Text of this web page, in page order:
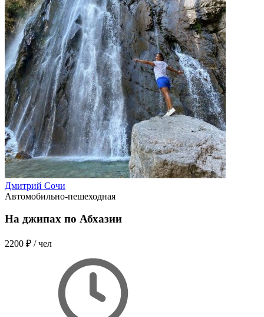
Дмитрий Сочи
Автомобильно-пешеходная
На джипах по Абхазии
2200 ₽ / чел